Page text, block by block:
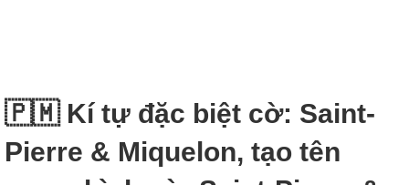
🇵🇲 Kí tự đặc biệt cờ: Saint-
Pierre & Miquelon, tạo tên